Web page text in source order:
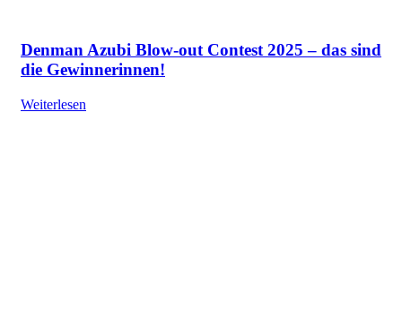
Denman Azubi Blow-out Contest 2025 – das sind
die Gewinnerinnen!
Weiterlesen